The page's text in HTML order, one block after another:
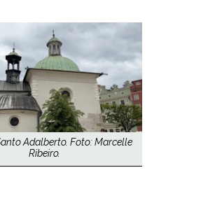
Adalberto. Foto: Marcelle
Ribeiro.